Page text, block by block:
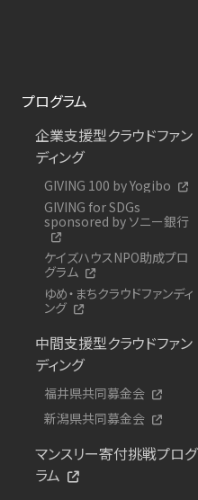
プログラム
企業支援型クラウドファン
ディング
GIVING 100 by Yogibo
GIVING for SDGs
sponsored by ソニー銀行
ケイズハウスNPO助成プロ
グラム
ゆめ・まちクラウドファンディ
ング
中間支援型クラウドファン
ディング
福井県共同募金会
新潟県共同募金会
マンスリー寄付挑戦プログ
ラム